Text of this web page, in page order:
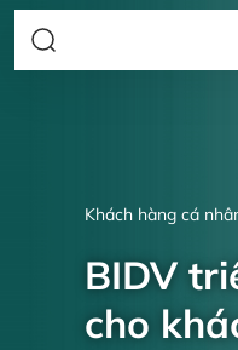
Khách hàng cá
BIDV
cho